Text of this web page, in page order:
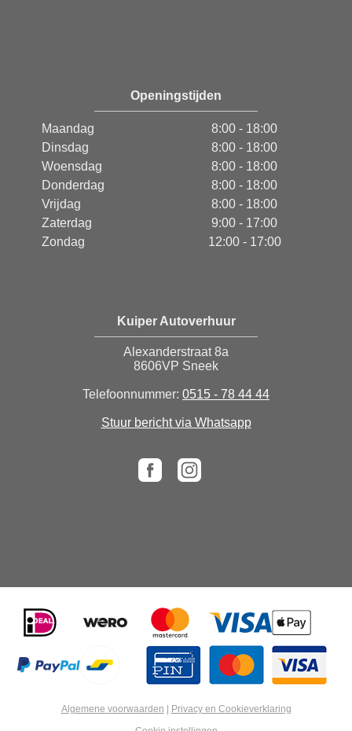
Openingstijden
Maandag
8:00 - 18:00
Dinsdag
8:00 - 18:00
Woensdag
8:00 - 18:00
Donderdag
8:00 - 18:00
Vrijdag
8:00 - 18:00
Zaterdag
9:00 - 17:00
Zondag
12:00 - 17:00
Kuiper Autoverhuur
Alexanderstraat 8a
8606VP Sneek
Telefoonnummer: 0515 - 78 44 44
Stuur bericht via Whatsapp
Algemene voorwaarden
Privacy en Cookieverklaring